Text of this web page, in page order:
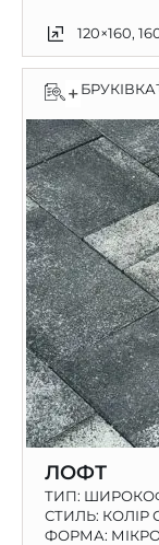
120×160,
+ БРУКІВКА
ЛОФТ
ТИП:
СТИЛЬ: КОЛІР
ФОРМА: